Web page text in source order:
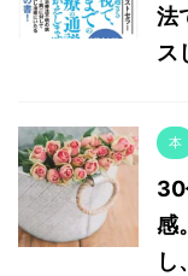
法
ス
本
30
感
し